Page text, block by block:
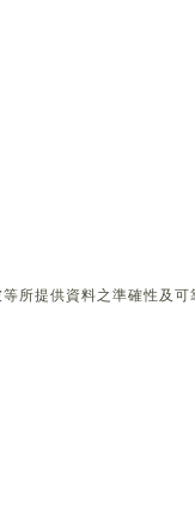
所提供資料之準確性及